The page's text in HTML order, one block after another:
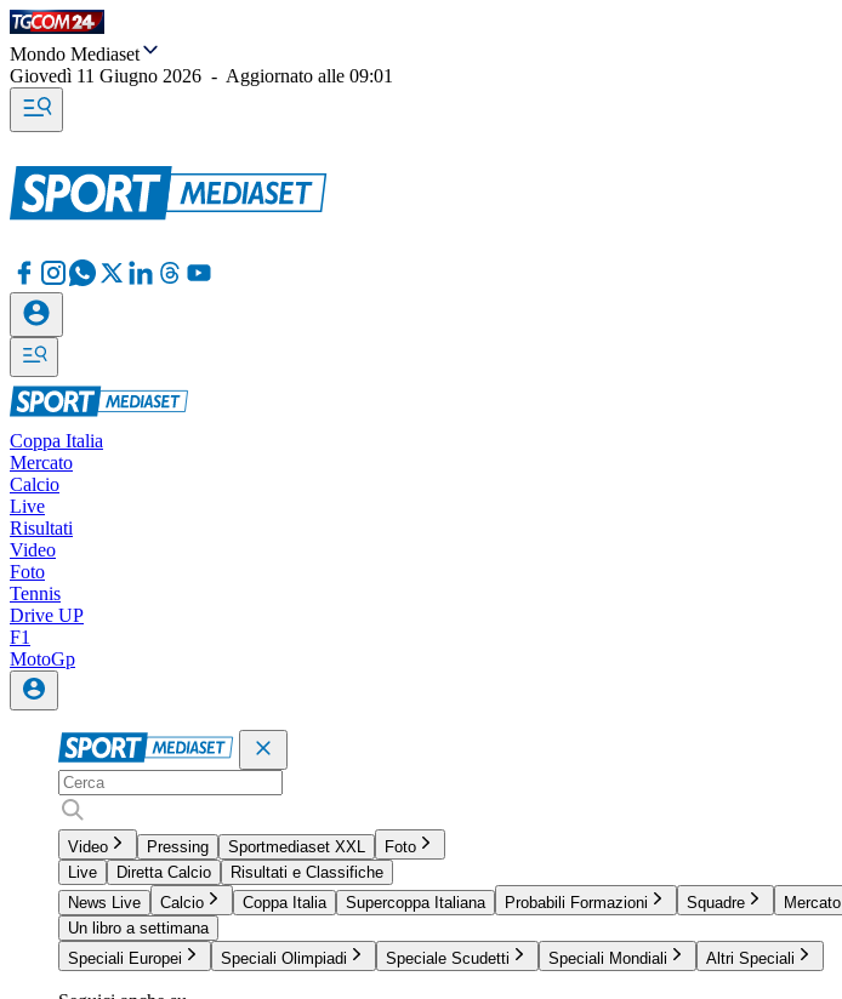
Mondo Mediaset
Giovedì 11 Giugno 2026 - Aggiornato alle 09:01
Coppa Italia
Mercato
Calcio
Live
Risultati
Video
Foto
Tennis
Drive UP
F1
MotoGp
Video Pressing Sportmediaset XXL
Foto
Live
Diretta Calcio
Risultati e Classifiche
News Live
Calcio Coppa Italia Supercoppa Italiana Probabili Formazioni Squadre Mercato
Un libro a settimana
Speciali Europei
Speciali Olimpiadi Speciale Scudetti Speciali Mondiali Altri Speciali